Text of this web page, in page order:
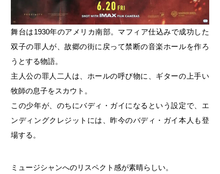
舞台は1930年のアメリカ南部。マフィア仕込みで成功した
双子の罪人が、故郷の街に戻って禁断の音楽ホールを作ろ
うとする物語。
主人公の罪人二人は、ホールの呼び物に、ギターの上手い
牧師の息子をスカウト。
この少年が、のちにバディ・ガイになるという設定で、エ
ンディングクレジットには、昨今のバディ・ガイ本人も登
場する。
ミュージシャンへのリスペクト感が素晴らしい。